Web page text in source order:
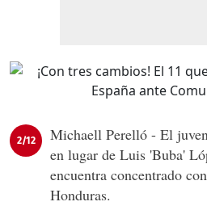
2/12
Michaell Perelló - El
en lugar de Luis 'Buba'
encuentra concentrado
Honduras.